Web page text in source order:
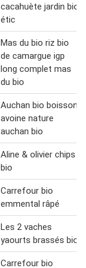
cacahuète jardin bio
étic
Mas du bio riz bio
de camargue igp
long complet mas
du bio
Auchan bio boisson
avoine nature
auchan bio
Aline & olivier chips
bio
Carrefour bio
emmental râpé
Les 2 vaches
yaourts brassés bio
Carrefour bio